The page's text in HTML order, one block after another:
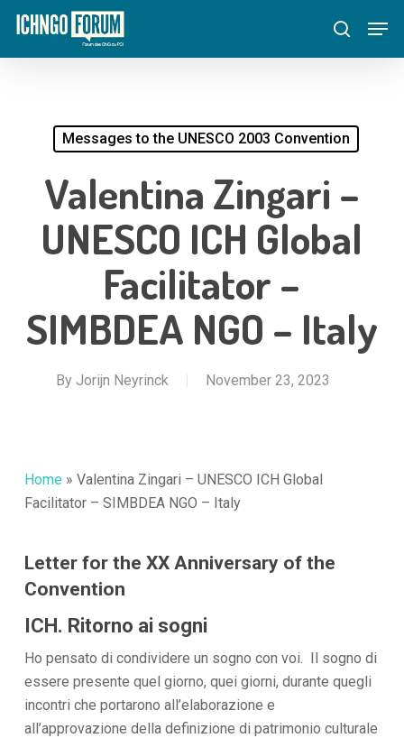
Skip
main
search
Messages to the UNESCO 2003 Convention
Valentina Zingari –
UNESCO ICH Global
Facilitator –
SIMBDEA NGO – Italy
By Jorijn Neyrinck November 23, 2023
Home » Valentina Zingari – UNESCO ICH Global
Facilitator – SIMBDEA NGO – Italy
Letter for the XX Anniversary of the
Convention
ICH. Ritorno ai sogni
Ho pensato di condividere un sogno con voi. Il sogno di
essere presente quel giorno, quei giorni, durante quegli
incontri che portarono all’elaborazione e
all’approvazione della definizione di patrimonio culturale